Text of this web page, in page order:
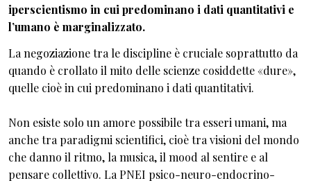
iperscientismo in cui predominano i dati quantitativi e
l’umano è marginalizzato.
La negoziazione tra le discipline è cruciale soprattutto da
quando è crollato il mito delle scienze cosiddette «dure»,
quelle cioè in cui predominano i dati quantitativi.
Non esiste solo un amore possibile tra esseri umani, ma
anche tra paradigmi scientifici, cioè tra visioni del mondo
che danno il ritmo, la musica, il mood al sentire e al
pensare collettivo. La PNEI psico-neuro-endocrino-